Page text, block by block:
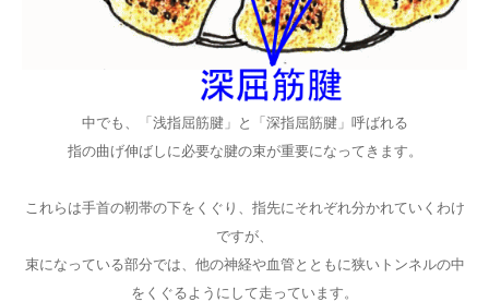
中でも、「浅指屈筋腱」と「深指屈筋腱」呼ばれる
指の曲げ伸ばしに必要な腱の束が重要になってきます。
これらは手首の靭帯の下をくぐり、指先にそれぞれ分かれていくわけ
ですが、
束になっている部分では、他の神経や血管とともに狭いトンネルの中
をくぐるようにして走っています。